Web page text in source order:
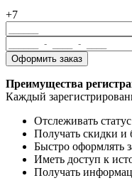
+7
Преимущества
Каждый
Отслеживать
Получать скидки и
Быстро оформлять
Иметь доступ к
Получать